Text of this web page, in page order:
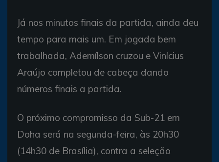
Já nos minutos finais da partida, ainda deu
tempo para mais um. Em jogada bem
trabalhada, Ademílson cruzou e Vinícius
Araújo completou de cabeça dando
números finais a partida.
O próximo compromisso da Sub-21 em
Doha será na segunda-feira, às 20h30
(14h30 de Brasília), contra a seleção